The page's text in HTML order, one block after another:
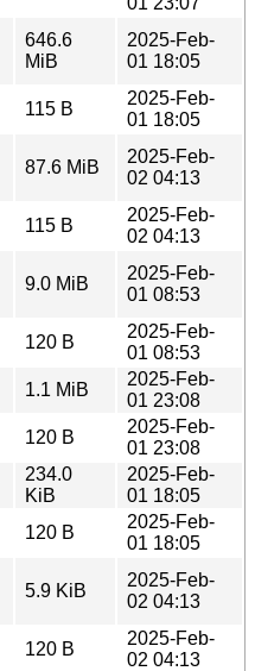
646.6
MiB
2025-Feb-
01 18:05
115 B
2025-Feb-
01 18:05
87.6 MiB
2025-Feb-
02 04:13
115 B
2025-Feb-
02 04:13
9.0 MiB
2025-Feb-
01 08:53
120 B
2025-Feb-
01 08:53
1.1 MiB
2025-Feb-
01 23:08
120 B
2025-Feb-
01 23:08
234.0
KiB
2025-Feb-
01 18:05
120 B
2025-Feb-
01 18:05
5.9 KiB
2025-Feb-
02 04:13
120 B
2025-Feb-
02 04:13